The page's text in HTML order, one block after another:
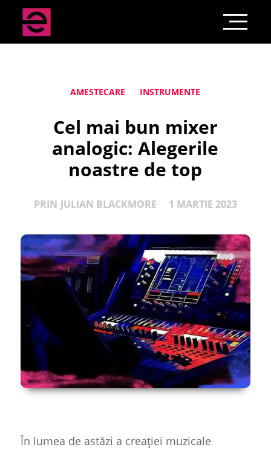
AMESTECARE INSTRUMENTE
Cel mai bun mixer
analogic: Alegerile
noastre de top
PRIN JULIAN BLACKMORE 1 MARTIE 2023
În lumea de astăzi a creației muzicale